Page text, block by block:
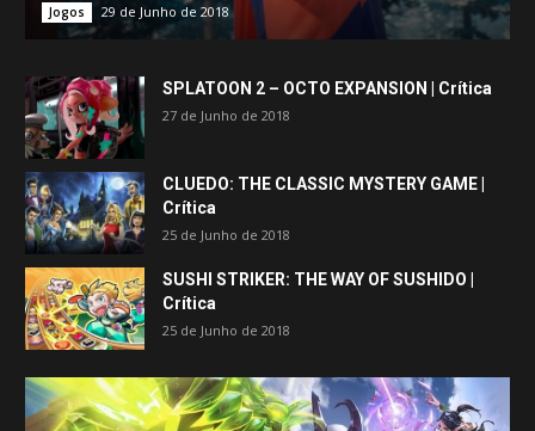
Jogos 29 de Junho de 2018
SPLATOON 2 – OCTO EXPANSION | Crítica
27 de Junho de 2018
CLUEDO: THE CLASSIC MYSTERY GAME |
Crítica
25 de Junho de 2018
SUSHI STRIKER: THE WAY OF SUSHIDO |
Crítica
25 de Junho de 2018